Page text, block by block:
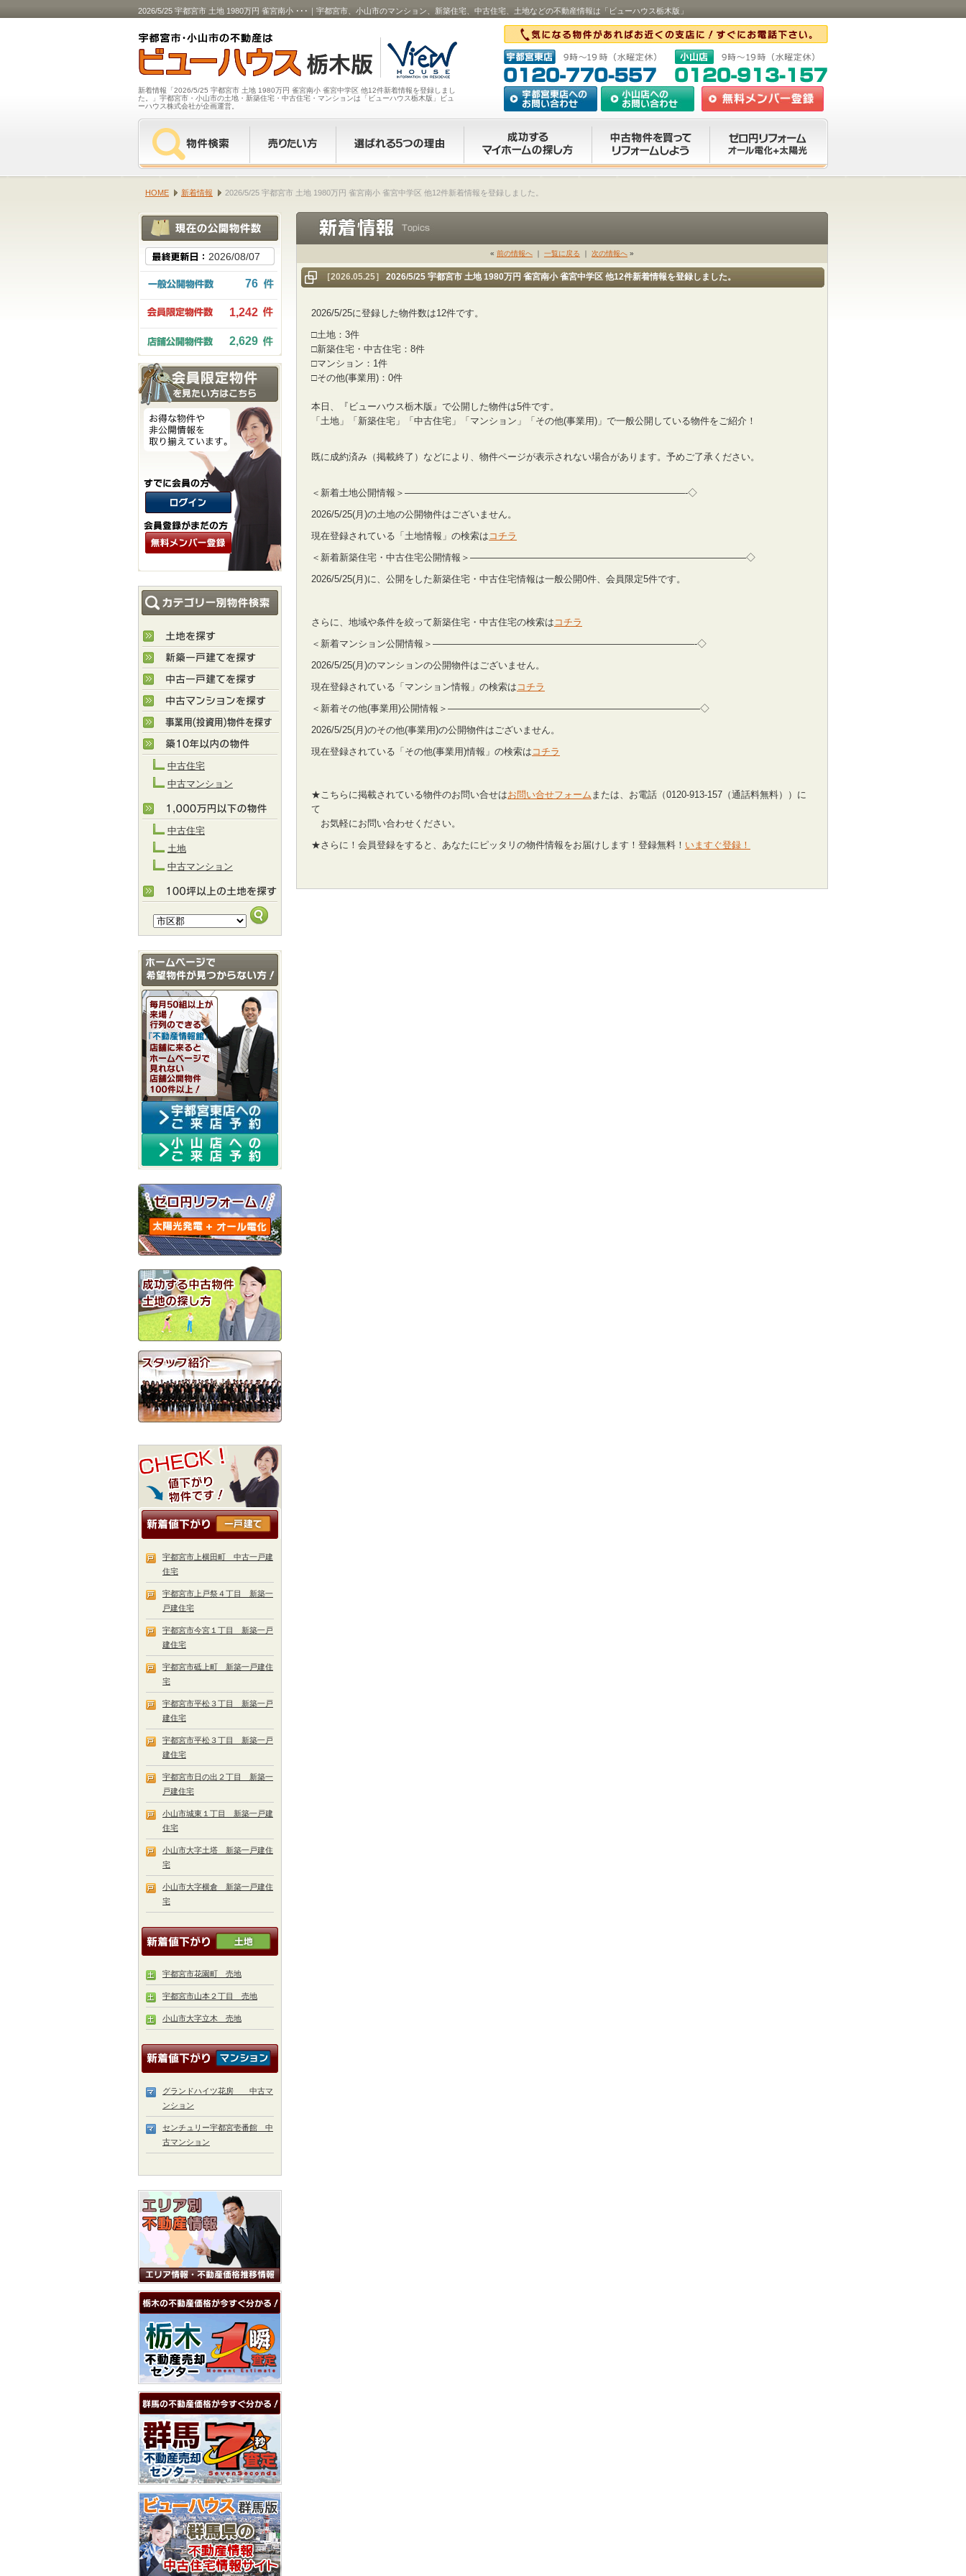
2026/5/25 宇都宮市 土地 1980万円 雀宮南小 ･･･｜宇都宮市、小山市のマンション、新築住宅、中古住宅、土地などの不動産情報は「ビューハウス栃木版」
新着情報「2026/5/25 宇都宮市 土地 1980万円 雀宮南小 雀宮中学区 他12件新着情報を登録しまし
た。」宇都宮市・小山市の土地・新築住宅・中古住宅・マンションは「ビューハウス栃木版」ビュ
ーハウス株式会社が企画運営。
HOME 新着情報 2026/5/25 宇都宮市 土地 1980万円 雀宮南小 雀宮中学区 他12件新着情報を登録しました。
« 前の情報へ ｜ 一覧に戻る ｜ 次の情報へ »
［2026.05.25］ 2026/5/25 宇都宮市 土地 1980万円 雀宮南小 雀宮中学区 他12件新着情報を登録しました。
2026/5/25に登録した物件数は12件です。
□土地：3件
□新築住宅・中古住宅：8件
□マンション：1件
□その他(事業用)：0件
本日、『ビューハウス栃木版』で公開した物件は5件です。
「土地」「新築住宅」「中古住宅」「マンション」「その他(事業用)」で一般公開している物件をご紹介！
既に成約済み（掲載終了）などにより、物件ページが表示されない場合があります。予めご了承ください。
＜新着土地公開情報＞——————————————————————————————-◇
2026/5/25(月)の土地の公開物件はございません。
現在登録されている「土地情報」の検索は コチラ
＜新着新築住宅・中古住宅公開情報＞—————————————————————————————–◇
2026/5/25(月)に、公開をした新築住宅・中古住宅情報は一般公開0件、会員限定5件です。
さらに、地域や条件を絞って新築住宅・中古住宅の検索は コチラ
＜新着マンション公開情報＞————————————————————————————-◇
2026/5/25(月)のマンションの公開物件はございません。
現在登録されている「マンション情報」の検索は コチラ
＜新着その他(事業用)公開情報＞———————————————————————————◇
2026/5/25(月)のその他(事業用)の公開物件はございません。
現在登録されている「その他(事業用)情報」の検索は コチラ
★こちらに掲載されている物件のお問い合せはお問い合せフォーム または、お電話（0120-913-157（通話料無料））に
て
お気軽にお問い合わせください。
★さらに！会員登録をすると、あなたにピッタリの物件情報をお届けします！登録無料！ いますぐ登録！
2026/08/07
76
1,242
2,629
中古住宅
中古マンション
中古住宅
土地
中古マンション
宇都宮市上横田町 中古一戸建
住宅
宇都宮市上戸祭４丁目 新築一
戸建住宅
宇都宮市今宮１丁目 新築一戸
建住宅
宇都宮市砥上町 新築一戸建住
宅
宇都宮市平松３丁目 新築一戸
建住宅
宇都宮市平松３丁目 新築一戸
建住宅
宇都宮市日の出２丁目 新築一
戸建住宅
小山市城東１丁目 新築一戸建
住宅
小山市大字土塔 新築一戸建住
宅
小山市大字横倉 新築一戸建住
宅
宇都宮市花園町 売地
宇都宮市山本２丁目 売地
小山市大字立木 売地
グランドハイツ花房 中古マ
ンション
センチュリー宇都宮壱番館 中
古マンション